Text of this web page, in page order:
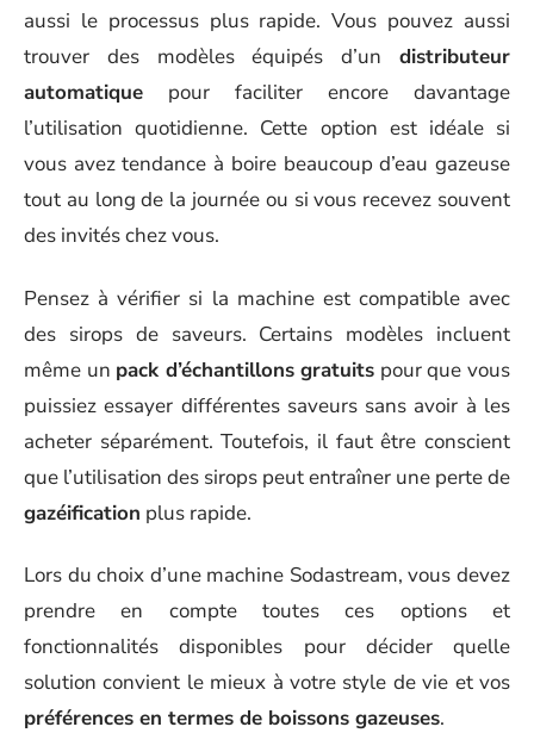
aussi le processus plus rapide. Vous pouvez aussi
trouver des modèles équipés d’un distributeur
automatique pour faciliter encore davantage
l’utilisation quotidienne. Cette option est idéale si
vous avez tendance à boire beaucoup d’eau gazeuse
tout au long de la journée ou si vous recevez souvent
des invités chez vous.
Pensez à vérifier si la machine est compatible avec
des sirops de saveurs. Certains modèles incluent
même un pack d’échantillons gratuits pour que vous
puissiez essayer différentes saveurs sans avoir à les
acheter séparément. Toutefois, il faut être conscient
que l’utilisation des sirops peut entraîner une perte de
gazéification plus rapide.
Lors du choix d’une machine Sodastream, vous devez
prendre en compte toutes ces options et
fonctionnalités disponibles pour décider quelle
solution convient le mieux à votre style de vie et vos
préférences en termes de boissons gazeuses.